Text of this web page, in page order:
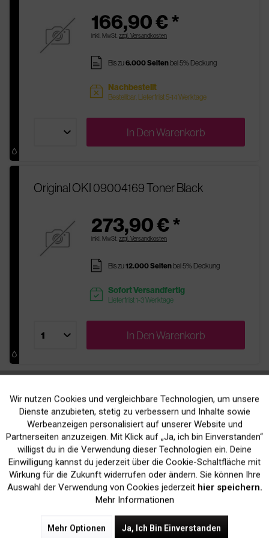
166,90 € *
inkl. MwSt. zzgl. Versandkosten
pages Bis zu6.000 Seitenbei 5% Deckung
sold Nachbestellt
Bestellbar, Lieferfrist 5-14 Werktage
In DenWarenkorb
Original OKI 09004169 Toner Black
273,90 € *
inkl. MwSt. zzgl. Versandkosten
pages Bis zu12.000 Seitenbei 5% Deckung
readytoship Sofort Versandfertig
Lieferfrist 1-3 Werktage
In DenWarenkorb
Original OKI 09004170 Bildtrommel
311,90 € *
inkl. MwSt.zzgl. Versandkosten
pages
Nachbestellt
Funktionale Aktiv
Marketing Inaktiv
Tracking Inaktiv
Wir nutzen Cookies und vergleichbare Technologien, um unsere
Dienste anzubieten, stetig zu verbessern und Inhalte sowie
Werbeanzeigen personalisiert auf unserer Website und
Partnerseiten anzuzeigen. Mit Klick auf „Ja, ich bin Einverstanden“
willigst du in die Verwendung dieser Technologien ein. Deine
Einwilligung kannst du jederzeit über die Cookie-Schaltfläche mit
Wirkung für die Zukunft widerrufen oder ändern. Sie können Ihre
Auswahl der Verwendung von Cookies jederzeit hier speichern.
Mehr Informationen
Mehr Optionen Ja, Ich Bin Einverstanden